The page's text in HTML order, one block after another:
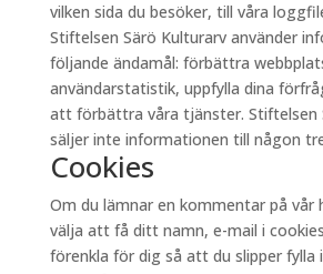
vilken sida du besöker, till våra
Stiftelsen Särö Kulturarv använder
följande ändamål: förbättra
användarstatistik, uppfylla dina
att förbättra våra tjänster. Stiftelsen
säljer inte informationen till någon
Cookies
Om du lämnar en kommentar på vår
välja att få ditt namn, e-mail i
förenkla för dig så att du slipper fylla